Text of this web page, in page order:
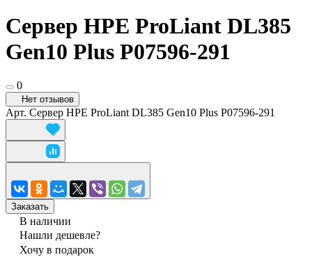
Сервер HPE ProLiant DL385
Gen10 Plus P07596-291
0
Нет отзывов
Арт. Сервер HPE ProLiant DL385 Gen10 Plus P07596-291
Заказать
В наличии
Нашли дешевле?
Хочу в подарок